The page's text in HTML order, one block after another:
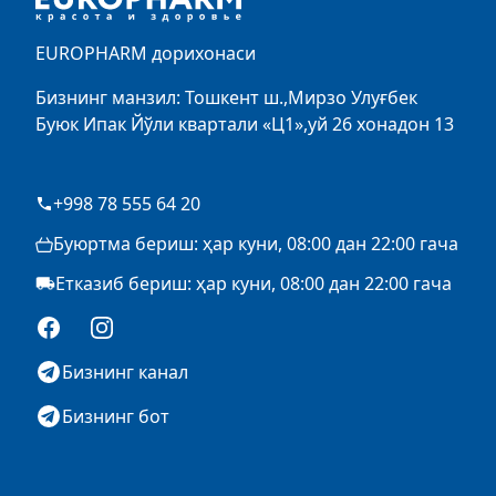
EUROPHARM дорихонаси
Бизнинг манзил: Тошкент ш.,Мирзо Улуғбек
Буюк Ипак Йўли квартали «Ц1»,уй 26 хонадон 13
+998 78 555 64 20
Буюртма бериш: ҳар куни, 08:00 дан 22:00 гача
Етказиб бериш: ҳар куни, 08:00 дан 22:00 гача
FacebookInstagram
Бизнинг канал
Бизнинг бот